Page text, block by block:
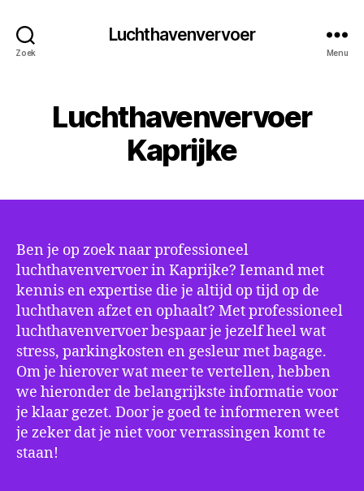
Zoek
Luchthavenvervoer
Menu
Luchthavenvervoer
Kaprijke
Ben je op zoek naar professioneel
luchthavenvervoer in Kaprijke? Iemand met
kennis en expertise die je altijd op tijd op de
luchthaven afzet en ophaalt? Met professioneel
luchthavenvervoer bespaar je jezelf heel wat
stress, parkingkosten en gesleur met bagage.
Om je hierover wat meer te vertellen, hebben
we hieronder de belangrijkste informatie voor
je klaar gezet. Door je goed te informeren weet
je zeker dat je niet voor verrassingen komt te
staan!